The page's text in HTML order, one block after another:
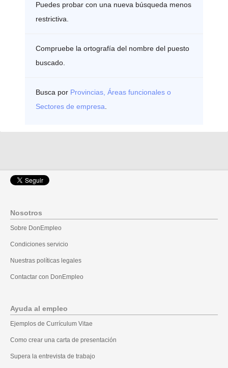
Puedes probar con una nueva búsqueda menos
restrictiva.
Compruebe la ortografía del nombre del puesto
buscado.
Busca por Provincias, Áreas funcionales o
Sectores de empresa
Nosotros
Sobre DonEmpleo
Condiciones servicio
Nuestras políticas legales
Contactar con DonEmpleo
Ayuda al empleo
Ejemplos de Currículum Vitae
Como crear una carta de presentación
Supera la entrevista de trabajo